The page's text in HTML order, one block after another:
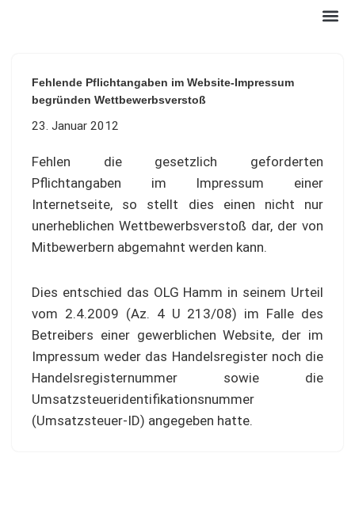
springen
Fehlende Pflichtangaben im Website-Impressum
begründen Wettbewerbsverstoß
23. Januar 2012
Fehlen die gesetzlich geforderten
Pflichtangaben im Impressum einer
Internetseite, so stellt dies einen nicht nur
unerheblichen Wettbewerbsverstoß dar, der von
Mitbewerbern abgemahnt werden kann.
Dies entschied das OLG Hamm in seinem Urteil
vom 2.4.2009 (Az. 4 U 213/08) im Falle des
Betreibers einer gewerblichen Website, der im
Impressum weder das Handelsregister noch die
Handelsregisternummer sowie die
Umsatzsteueridentifikationsnummer
(Umsatzsteuer-ID) angegeben hatte.